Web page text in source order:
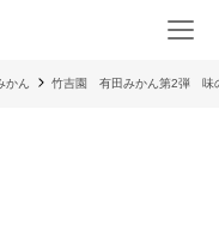
かん 竹吉園 有田みかん第2弾